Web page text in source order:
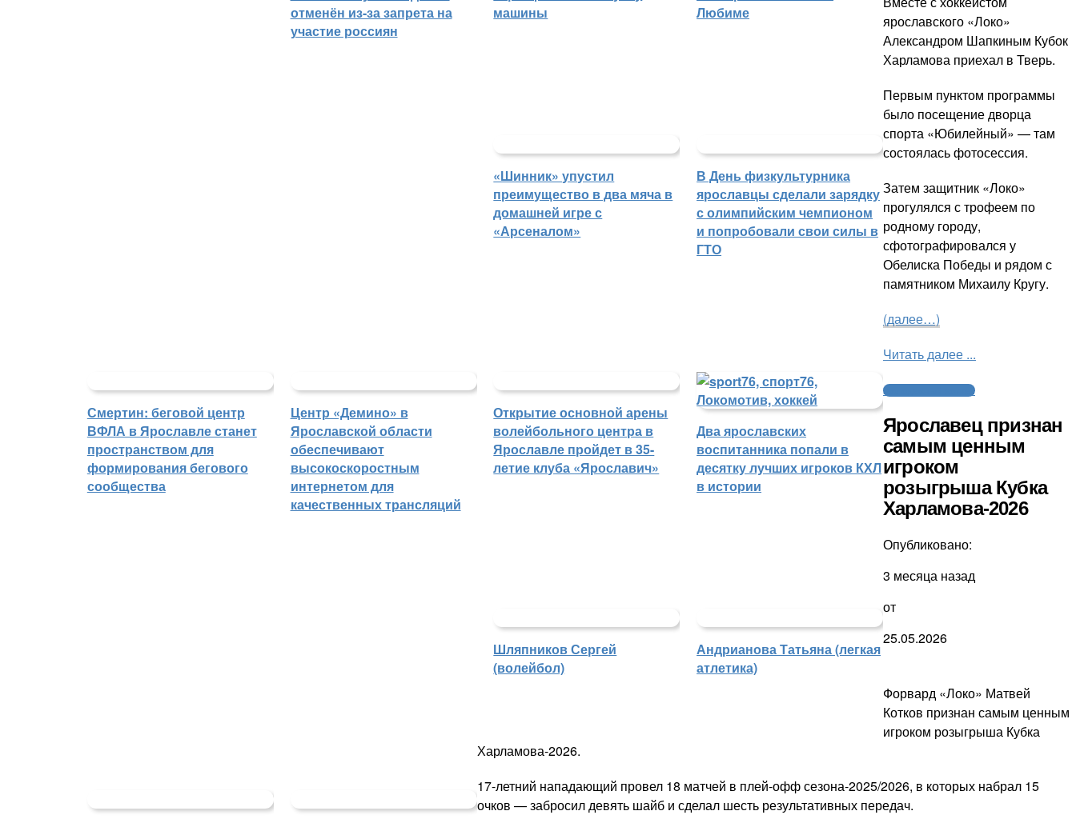
отменён из-за запрета на
участие россиян
машины
Любиме
«Шинник» упустил
преимущество в два мяча в
домашней игре с
«Арсеналом»
В День физкультурника
ярославцы сделали зарядку
с олимпийским чемпионом
и попробовали свои силы в
ГТО
Смертин: беговой центр
ВФЛА в Ярославле станет
пространством для
формирования бегового
сообщества
Центр «Демино» в
Ярославской области
обеспечивают
высокоскоростным
интернетом для
качественных трансляций
Открытие основной арены
волейбольного центра в
Ярославле пройдет в 35-
летие клуба «Ярославич»
Два ярославских
воспитанника попали в
десятку лучших игроков КХЛ
в истории
Шляпников Сергей
(волейбол)
Андрианова Татьяна (легкая
атлетика)
ярославского «Локо»
Александром Шапкиным Кубок
Харламова приехал в Тверь.
Первым пунктом программы
было посещение дворца
спорта «Юбилейный» — там
состоялась фотосессия.
Затем защитник «Локо»
прогулялся с трофеем по
родному городу,
сфотографировался у
Обелиска Победы и рядом с
памятником Михаилу Кругу.
(далее…)
Читать далее ...
Молодежный хоккей
Ярославец признан
самым ценным
игроком
розыгрыша Кубка
Харламова-2026
Опубликовано:
3 месяца назад
от
25.05.2026
Форвард «Локо» Матвей
Котков признан самым ценным
игроком розыгрыша Кубка
Харламова-2026.
17-летний нападающий провел 18 матчей в плей-офф сезона-2025/2026, в которых набрал 15
очков — забросил девять шайб и сделал шесть результативных передач.